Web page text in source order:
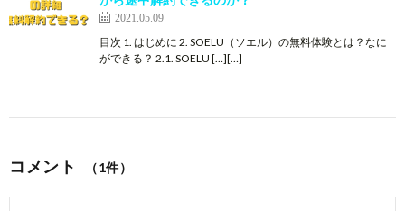
2021.05.09
目次 1. はじめに 2. SOELU（ソエル）の無料体験とは？なに
ができる？ 2.1. SOELU […][…]
コメント （1件）